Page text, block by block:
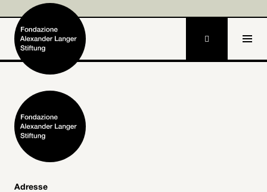
Home
Stiftung
Tätigkeiten und Projekte
Alexander Langer

Adresse